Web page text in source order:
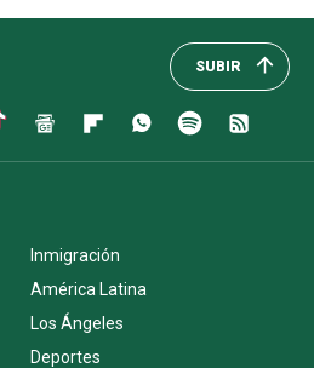
SUBIR
Inmigración
América Latina
Los Ángeles
Deportes